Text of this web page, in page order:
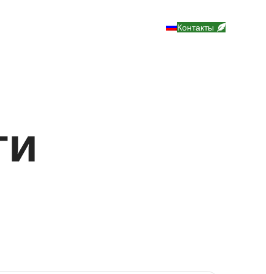
Контакты